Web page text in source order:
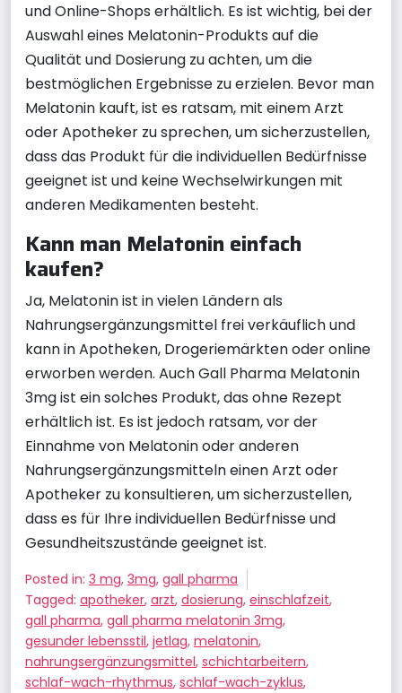
und Online-Shops erhältlich. Es ist wichtig, bei der
Auswahl eines Melatonin-Produkts auf die
Qualität und Dosierung zu achten, um die
bestmöglichen Ergebnisse zu erzielen. Bevor man
Melatonin kauft, ist es ratsam, mit einem Arzt
oder Apotheker zu sprechen, um sicherzustellen,
dass das Produkt für die individuellen Bedürfnisse
geeignet ist und keine Wechselwirkungen mit
anderen Medikamenten besteht.
Kann man Melatonin einfach
kaufen?
Ja, Melatonin ist in vielen Ländern als
Nahrungsergänzungsmittel frei verkäuflich und
kann in Apotheken, Drogeriemärkten oder online
erworben werden. Auch Gall Pharma Melatonin
3mg ist ein solches Produkt, das ohne Rezept
erhältlich ist. Es ist jedoch ratsam, vor der
Einnahme von Melatonin oder anderen
Nahrungsergänzungsmitteln einen Arzt oder
Apotheker zu konsultieren, um sicherzustellen,
dass es für Ihre individuellen Bedürfnisse und
Gesundheitszustände geeignet ist.
Posted in: 3 mg, 3mg, gall pharma
Tagged: apotheker, arzt, dosierung, einschlafzeit,
gall pharma, gall pharma melatonin 3mg,
gesunder lebensstil, jetlag, melatonin,
nahrungsergänzungsmittel, schichtarbeitern,
schlaf-wach-rhythmus, schlaf-wach-zyklus,